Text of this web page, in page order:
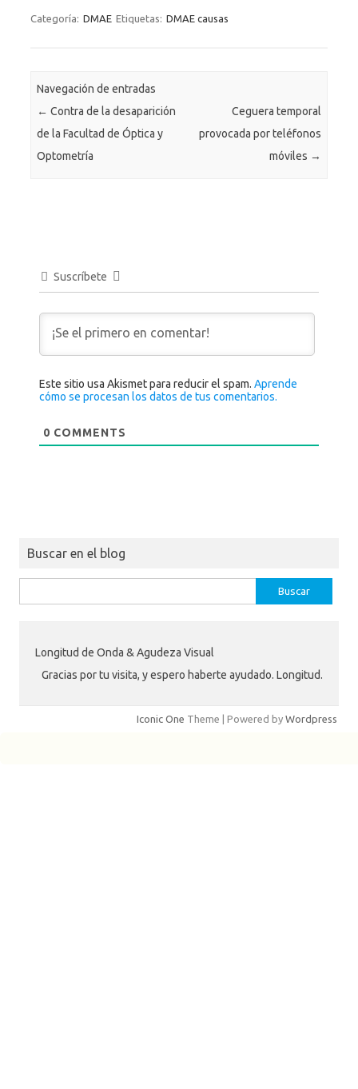
Categoría: DMAE Etiquetas: DMAE causas
Navegación de entradas
← Contra de la desaparición
de la Facultad de Óptica y
Optometría
Ceguera temporal
provocada por teléfonos
móviles →
Suscríbete
Este sitio usa Akismet para reducir el spam.Aprende
cómo se procesan los datos de tus comentarios.
0 COMMENTS
Buscar en el blog
Longitud de Onda & Agudeza Visual
Gracias por tu visita, y espero haberte ayudado. Longitud.
Iconic One Theme | Powered by Wordpress